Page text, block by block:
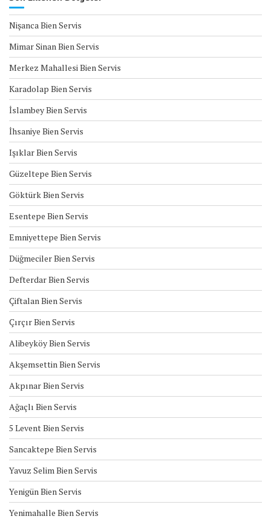
Nişanca Bien Servis
Mimar Sinan Bien Servis
Merkez Mahallesi Bien Servis
Karadolap Bien Servis
İslambey Bien Servis
İhsaniye Bien Servis
Işıklar Bien Servis
Güzeltepe Bien Servis
Göktürk Bien Servis
Esentepe Bien Servis
Emniyettepe Bien Servis
Düğmeciler Bien Servis
Defterdar Bien Servis
Çiftalan Bien Servis
Çırçır Bien Servis
Alibeyköy Bien Servis
Akşemsettin Bien Servis
Akpınar Bien Servis
Ağaçlı Bien Servis
5 Levent Bien Servis
Sancaktepe Bien Servis
Yavuz Selim Bien Servis
Yenigün Bien Servis
Yenimahalle Bien Servis